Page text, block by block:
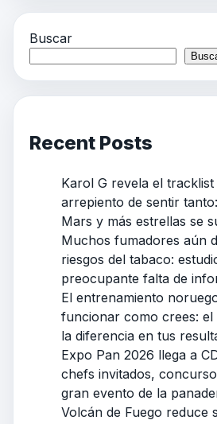
Buscar
Recent Posts
Karol G revela el
arrepiento de sentir
Mars y más estrellas se
Muchos fumadores aún
riesgos del tabaco:
preocupante falta de
El entrenamiento
funcionar como crees: el
la diferencia en tus
Expo Pan 2026 llega a
chefs invitados,
gran evento de la
Volcán de Fuego reduce